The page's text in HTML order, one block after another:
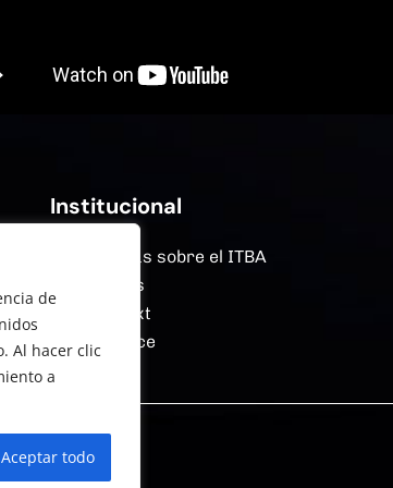
de
Al hacer clic
a
Aceptar todo
Institucional
Conocé más sobre el ITBA
Programas
What’s Next
E-commerce